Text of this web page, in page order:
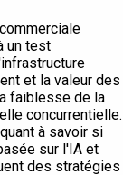
un test
et la valeur des
faiblesse de la
concurrentielle.
à savoir si
sur l'IA et
des stratégies